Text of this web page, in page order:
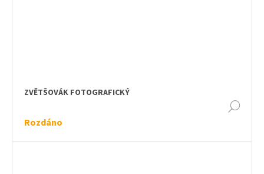
ZVĚTŠOVÁK FOTOGRAFICKÝ
Rozdáno